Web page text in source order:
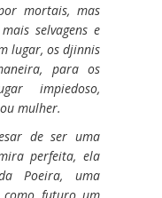
mortais, mas
selvagens e
lugar, os djinnis
para os
impiedoso,
mulher.
de ser uma
perfeita, ela
Poeira, uma
como futuro um